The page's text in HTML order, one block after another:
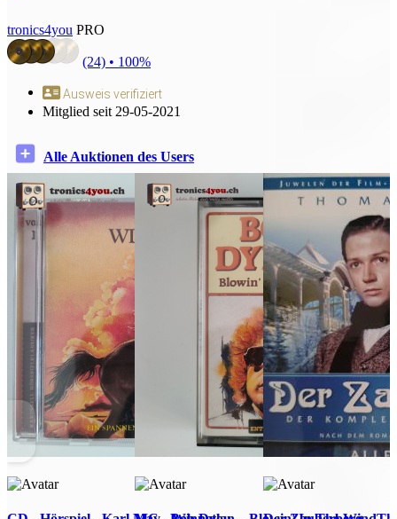
tronics4you PRO
(24) • 100%
Ausweis verifiziert
Mitglied seit 29-05-2021
Alle Auktionen des Users